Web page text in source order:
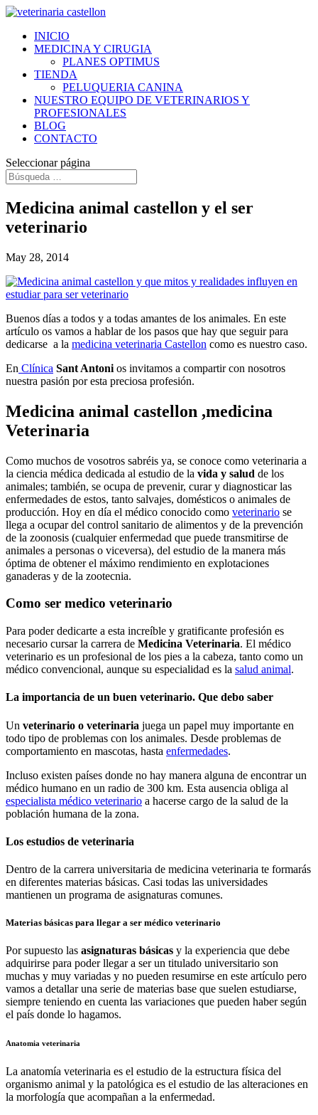
INICIO
MEDICINA Y CIRUGIA
PLANES OPTIMUS
TIENDA
PELUQUERIA CANINA
NUESTRO EQUIPO DE VETERINARIOS Y
PROFESIONALES
BLOG
CONTACTO
Seleccionar página
Medicina animal castellon y el ser
veterinario
May 28, 2014
Buenos días a todos y a todas amantes de los animales. En este
artículo os vamos a hablar de los pasos que hay que seguir para
dedicarse a la medicina veterinaria Castellon como es nuestro caso.
En Clínica Sant Antoni os invitamos a compartir con nosotros
nuestra pasión por esta preciosa profesión.
Medicina animal castellon ,medicina
Veterinaria
Como muchos de vosotros sabréis ya, se conoce como veterinaria a
la ciencia médica dedicada al estudio de la vida y salud de los
animales; también, se ocupa de prevenir, curar y diagnosticar las
enfermedades de estos, tanto salvajes, domésticos o animales de
producción. Hoy en día el médico conocido como veterinario se
llega a ocupar del control sanitario de alimentos y de la prevención
de la zoonosis (cualquier enfermedad que puede transmitirse de
animales a personas o viceversa), del estudio de la manera más
óptima de obtener el máximo rendimiento en explotaciones
ganaderas y de la zootecnia.
Como ser medico veterinario
Para poder dedicarte a esta increíble y gratificante profesión es
necesario cursar la carrera de Medicina Veterinaria. El médico
veterinario es un profesional de los pies a la cabeza, tanto como un
médico convencional, aunque su especialidad es la salud animal.
La importancia de un buen veterinario. Que debo saber
Un veterinario o veterinaria juega un papel muy importante en
todo tipo de problemas con los animales. Desde problemas de
comportamiento en mascotas, hasta enfermedades.
Incluso existen países donde no hay manera alguna de encontrar un
médico humano en un radio de 300 km. Esta ausencia obliga al
especialista médico veterinario a hacerse cargo de la salud de la
población humana de la zona.
Los estudios de veterinaria
Dentro de la carrera universitaria de medicina veterinaria te formarás
en diferentes materias básicas. Casi todas las universidades
mantienen un programa de asignaturas comunes.
Materias básicas para llegar a ser médico veterinario
Por supuesto las asignaturas básicas y la experiencia que debe
adquirirse para poder llegar a ser un titulado universitario son
muchas y muy variadas y no pueden resumirse en este artículo pero
vamos a detallar una serie de materias base que suelen estudiarse,
siempre teniendo en cuenta las variaciones que pueden haber según
el país donde lo hagamos.
Anatomia veterinaria
La anatomía veterinaria es el estudio de la estructura física del
organismo animal y la patológica es el estudio de las alteraciones en
la morfología que acompañan a la enfermedad.